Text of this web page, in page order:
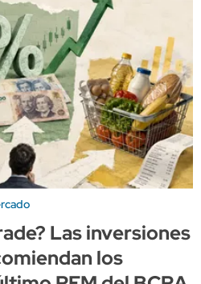
Las inversiones
los